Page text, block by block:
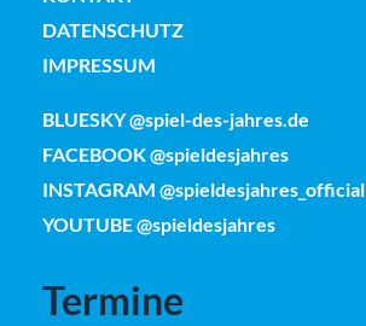
DATENSCHUTZ
IMPRESSUM
BLUESKY @spiel-des-jahres.de
FACEBOOK @spieldesjahres
INSTAGRAM @spieldesjahres_official
YOUTUBE @spieldesjahres
Termine